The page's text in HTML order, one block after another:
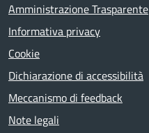
Amministrazione Trasparente
Informativa privacy
Cookie
Dichiarazione di accessibilità
Meccanismo di feedback
Note legali